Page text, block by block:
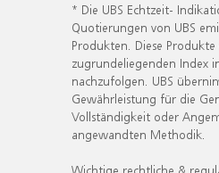
* Die UBS Echtzeit-
Quotierungen von UBS
Produkten. Diese
zugrundeliegenden Index
nachzufolgen. UBS
Gewährleistung für die
Vollständigkeit oder
angewandten Methodik.